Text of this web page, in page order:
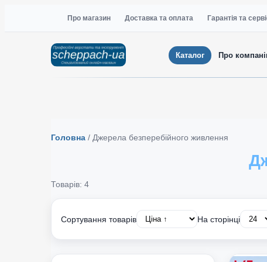
Про магазин Доставка та оплата Гарантія та
Каталог Про
Головна / Джерела безперебійного живлення
Товарів: 4
Сортування товарів На сторінці